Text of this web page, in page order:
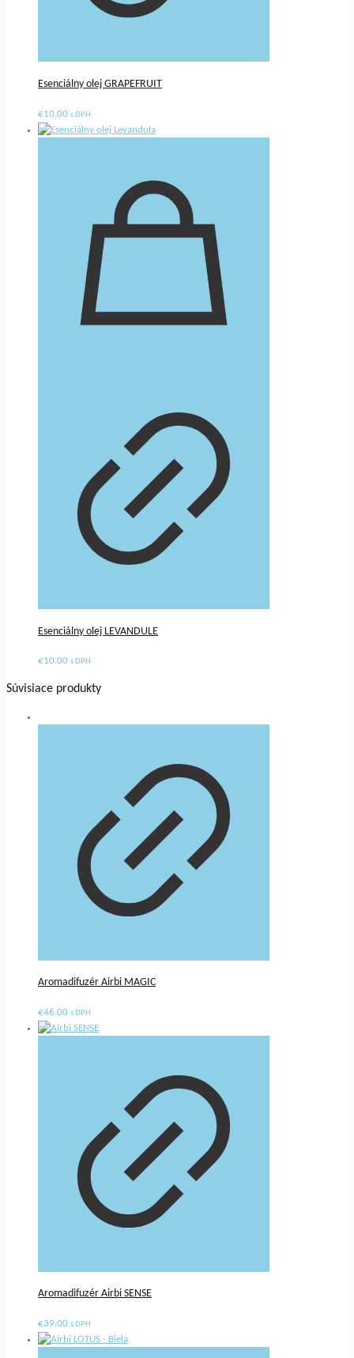
Esenciálny olej GRAPEFRUIT
€10.00 s DPH
Esenciálny olej LEVANDULE
€10.00 s DPH
Súvisiace produkty
Aromadifuzér Airbi MAGIC
€46.00 s DPH
Aromadifuzér Airbi SENSE
€39.00 s DPH